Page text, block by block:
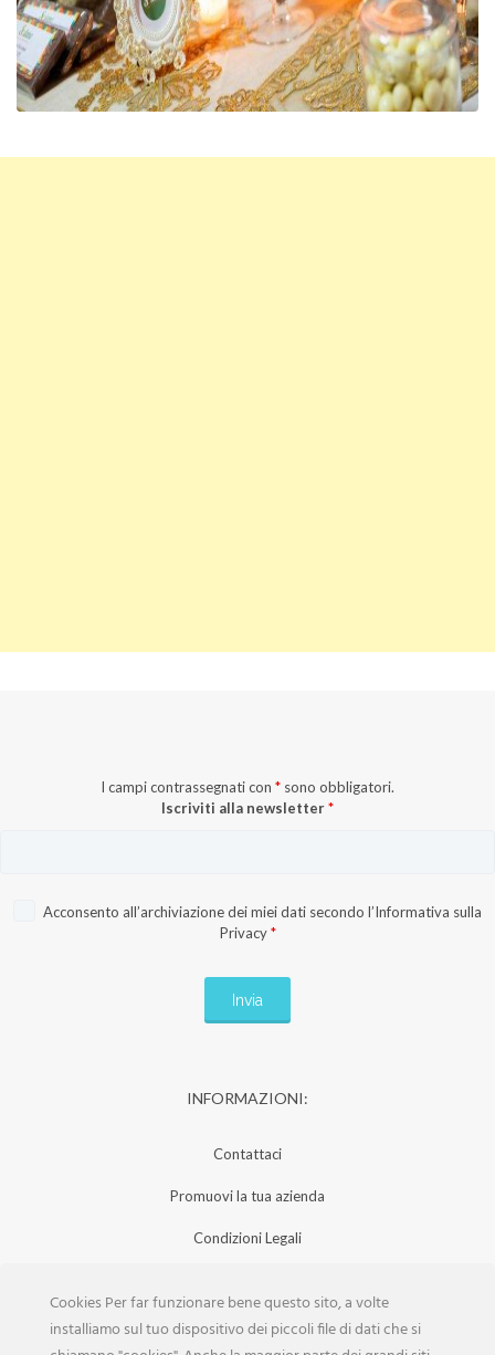
I campi contrassegnati con * sono obbligatori.
Iscriviti alla newsletter*
Acconsento all’archiviazione dei miei dati secondo l’Informativa sulla
Privacy *
INFORMAZIONI:
Contattaci
Promuovi la tua azienda
Condizioni Legali
Iscrizione Aziende
Cookies Per far funzionare bene questo sito, a volte
installiamo sul tuo dispositivo dei piccoli file di dati che si